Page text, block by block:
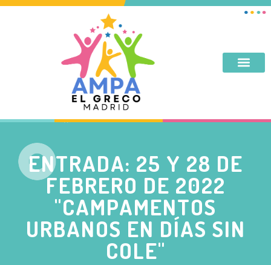
ENTRADA: 25 Y 28 DE
FEBRERO DE 2022
"CAMPAMENTOS
URBANOS EN DÍAS SIN
COLE"